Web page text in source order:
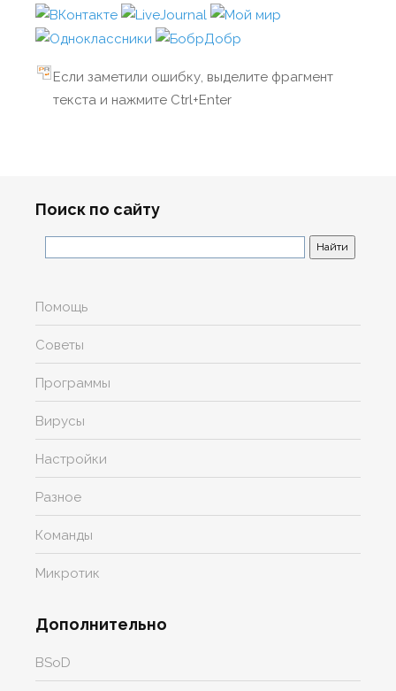
Если заметили ошибку, выделите фрагмент
текста и нажмите Ctrl+Enter
Поиск по сайту
Помощь
Советы
Программы
Вирусы
Настройки
Разное
Команды
Микротик
Дополнительно
BSoD